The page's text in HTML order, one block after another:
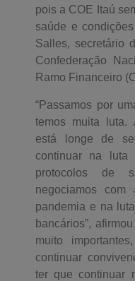
pois a COE Itaú
saúde e
Salles, secretário
Confederação
Ramo Financeiro
“Passamos por
temos muita luta.
está longe de
continuar na luta
protocolos de
negociamos
pandemia e na
bancários”,
muito
continuar
ter que continuar